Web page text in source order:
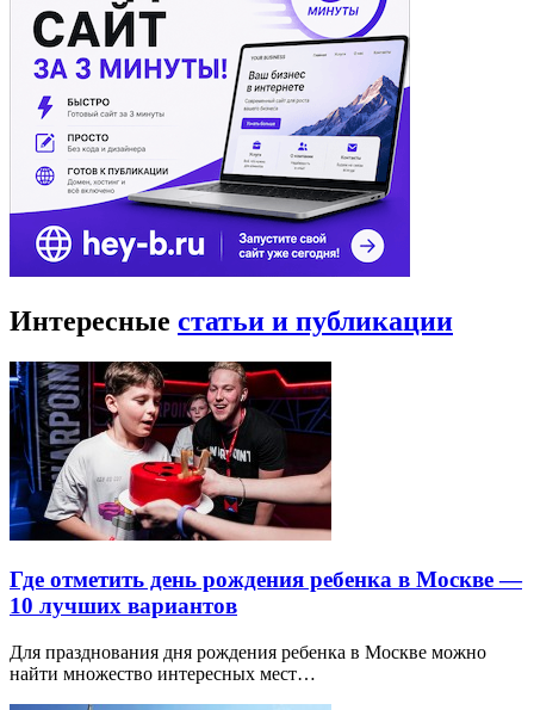
Интересные статьи и публикации
Где отметить день рождения ребенка в Москве —
10 лучших вариантов
Для празднования дня рождения ребенка в Москве можно
найти множество интересных мест…